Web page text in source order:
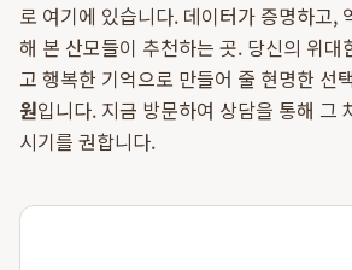
로 여기에 있습니다. 데이터가 증명하고,
해 본 산모들이 추천하는 곳. 당신의 위대
고 행복한 기억으로 만들어 줄 현명한 선
원입니다. 지금 방문하여 상담을 통해 그
시기를 권합니다.